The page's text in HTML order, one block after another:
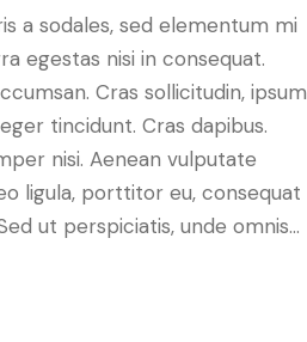
a sodales, sed elementum mi
egestas nisi in consequat.
Cras sollicitudin, ipsum
tincidunt. Cras dapibus.
nisi. Aenean vulputate
ligula, porttitor eu, consequat
ut perspiciatis, unde omnis…